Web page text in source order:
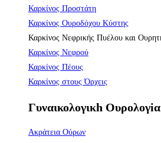
Καρκίνος Προστάτη
Καρκίνος Ουροδόχου Κύστης
Καρκίνος Νεφρικής Πυέλου και
Καρκίνος Νεφρού
Καρκίνος Πέους
Καρκίνος στους Όρχεις
Γυναικολογικh Ουρολογiα
Aκράτεια Ούρων